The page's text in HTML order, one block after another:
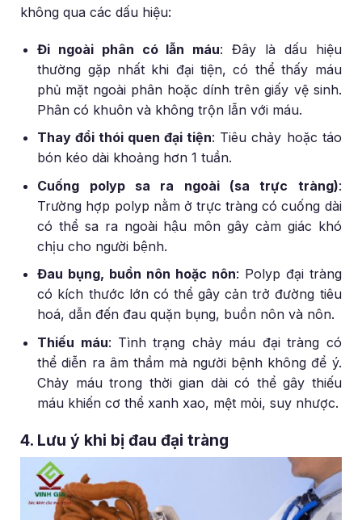
không qua các dấu hiệu:
Đi ngoài phân có lẫn máu: Đây là dấu hiệu
thường gặp nhất khi đại tiện, có thể thấy máu
phủ mặt ngoài phân hoặc dính trên giấy vệ sinh.
Phân có khuôn và không trộn lẫn với máu.
Thay đổi thói quen đại tiện: Tiêu chảy hoặc táo
bón kéo dài khoảng hơn 1 tuần.
Cuống polyp sa ra ngoài (sa trực tràng):
Trường hợp polyp nằm ở trực tràng có cuống dài
có thể sa ra ngoài hậu môn gây cảm giác khó
chịu cho người bệnh.
Đau bụng, buồn nôn hoặc nôn: Polyp đại tràng
có kích thước lớn có thể gây cản trở đường tiêu
hoá, dẫn đến đau quặn bụng, buồn nôn và nôn.
Thiếu máu: Tình trạng chảy máu đại tràng có
thể diễn ra âm thầm mà người bệnh không để ý.
Chảy máu trong thời gian dài có thể gây thiếu
máu khiến cơ thể xanh xao, mệt mỏi, suy nhược.
4. Lưu ý khi bị đau đại tràng